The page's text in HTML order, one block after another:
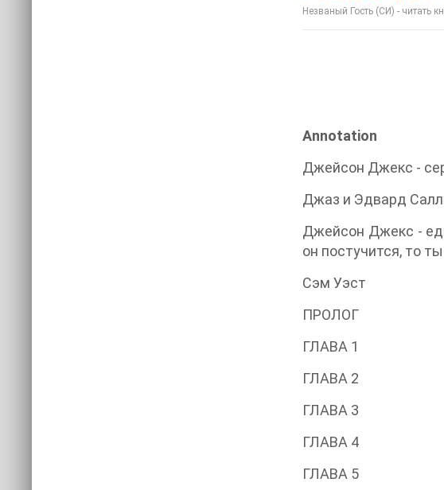
Незваный Гость (СИ) - читать
Annotation
Джейсон Джекс -
Джаз и Эдвард
Джейсон Джекс -
он постучится, то
Сэм Уэст
ПРОЛОГ
ГЛАВА 1
ГЛАВА 2
ГЛАВА 3
ГЛАВА 4
ГЛАВА 5